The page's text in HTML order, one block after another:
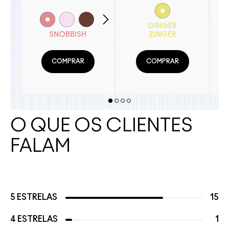
SNOBBISH
COMPRAR
GINGER
ZINGER
COMPRAR
O QUE OS CLIENTES
FALAM
5 ESTRELAS 15
4 ESTRELAS 1